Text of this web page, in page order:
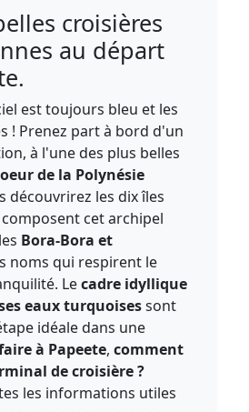
croisières
au départ
est toujours bleu et les
! Prenez part à bord d'un
à l'une des plus belles
de la Polynésie
découvrirez les dix îles
cet archipel
Bora-Bora et
noms qui respirent le
Lecadre idyllique
eaux turquoisessont
idéale dans une
à Papeete,comment
de croisière ?
les informations utiles